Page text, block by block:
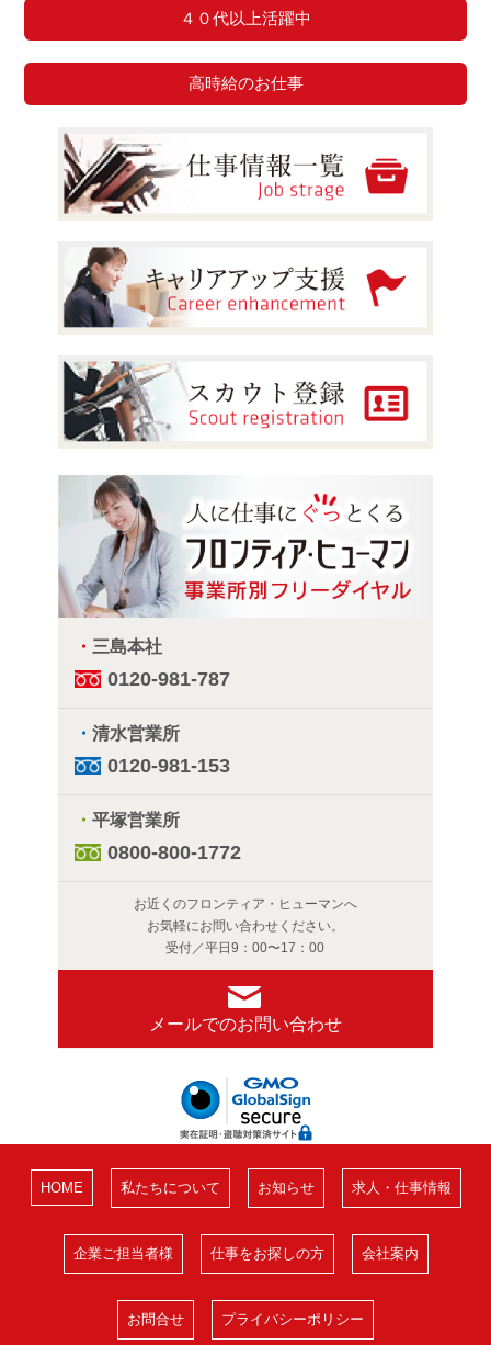
４０代以上活躍中
高時給のお仕事
・ 三島本社
0120-981-787
・ 清水営業所
0120-981-153
・ 平塚営業所
0800-800-1772
お近くのフロンティア・ヒューマンへ
お気軽にお問い合わせください。
受付／平日9：00〜17：00
メールでのお問い合わせ
HOME 私たちについて お知らせ 求人・仕事情報
企業ご担当者様 仕事をお探しの方 会社案内
お問合せ プライバシーポリシー